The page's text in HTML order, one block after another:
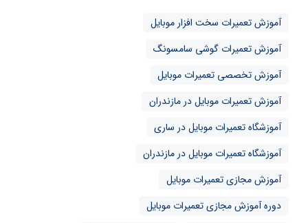
آموزش تعمیرات سخت افزار موبایل
آموزش تعمیرات گوشی سامسونگ
آموزش تخصصی تعمیرات موبایل
آموزش تعمیرات موبایل در مازندران
آموزشگاه تعمیرات موبایل در ساری
آموزشگاه تعمیرات موبایل در مازندران
آموزش مجازی تعمیرات موبایل
دوره آموزش مجازی تعمیرات موبایل